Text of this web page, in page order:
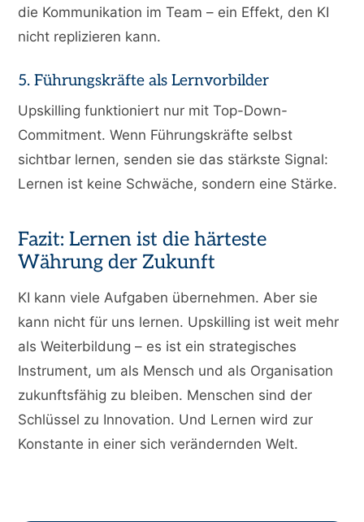
die Kommunikation im Team – ein Effekt, den KI
nicht replizieren kann.
5. Führungskräfte als Lernvorbilder
Upskilling funktioniert nur mit Top-Down-
Commitment. Wenn Führungskräfte selbst
sichtbar lernen, senden sie das stärkste Signal:
Lernen ist keine Schwäche, sondern eine Stärke.
Fazit: Lernen ist die härteste
Währung der Zukunft
KI kann viele Aufgaben übernehmen. Aber sie
kann nicht für uns lernen. Upskilling ist weit mehr
als Weiterbildung – es ist ein strategisches
Instrument, um als Mensch und als Organisation
zukunftsfähig zu bleiben. Menschen sind der
Schlüssel zu Innovation. Und Lernen wird zur
Konstante in einer sich verändernden Welt.